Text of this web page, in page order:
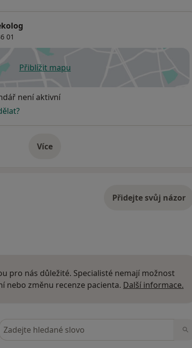
01
Přiblížit mapuse otevře v nové záložce
není aktivní
Víceo adrese
Přidejte svůj názor
pro nás důležité. Specialisté nemají možnost
nebo změnu recenze pacienta. Další informace.
v názorech